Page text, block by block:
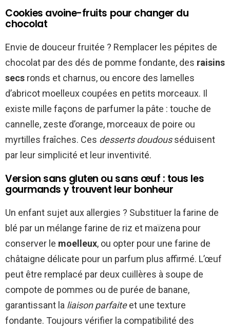
Cookies avoine-fruits pour changer du
chocolat
Envie de douceur fruitée ? Remplacer les pépites de
chocolat par des dés de pomme fondante, des raisins
secs ronds et charnus, ou encore des lamelles
d’abricot moelleux coupées en petits morceaux. Il
existe mille façons de parfumer la pâte : touche de
cannelle, zeste d’orange, morceaux de poire ou
myrtilles fraîches. Ces desserts doudousséduisent
par leur simplicité et leur inventivité.
Version sans gluten ou sans œuf : tous les
gourmands y trouvent leur bonheur
Un enfant sujet aux allergies ? Substituer la farine de
blé par un mélange farine de riz et maïzena pour
conserver le moelleux, ou opter pour une farine de
châtaigne délicate pour un parfum plus affirmé. L’œuf
peut être remplacé par deux cuillères à soupe de
compote de pommes ou de purée de banane,
garantissant la liaison parfaiteet une texture
fondante. Toujours vérifier la compatibilité des